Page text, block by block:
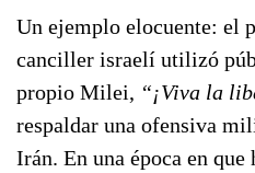
Un ejemplo elocuente: el
canciller israelí utilizó
propio Milei, “¡Viva la
respaldar una ofensiva
Irán. En una época en que